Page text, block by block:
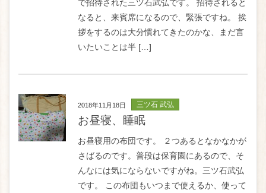
で招待された三ツ石武弘です。 招待されると
なると、来賓席になるので、緊張ですね。 挨
拶をするのは大分慣れてきたのかな、まだ言
いたいことは半 […]
2018年11月18日 三ツ石 武弘
お昼寝、睡眠
お昼寝用の布団です。 ２つあるとなかなかが
さばるのです。普段は保育園にあるので、そ
んなには気にならないですがね。三ツ石武弘
です。 この布団もいつまで使えるか、使って